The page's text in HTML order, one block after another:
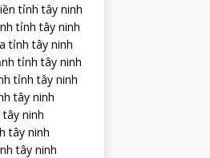
tỉnh tây ninh
tỉnh tây ninh
tỉnh tây ninh
tỉnh tây ninh
tỉnh tây ninh
tây ninh
ninh
tây ninh
tây ninh